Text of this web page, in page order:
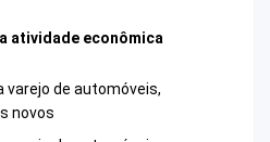
atividade econômica
varejo de automóveis,
novos